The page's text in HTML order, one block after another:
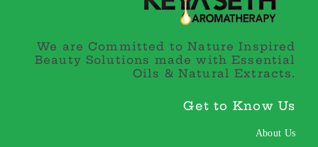
We are Committed to Nature Inspired
Beauty Solutions made with Essential
Oils & Natural Extracts.
Get to Know Us
About Us